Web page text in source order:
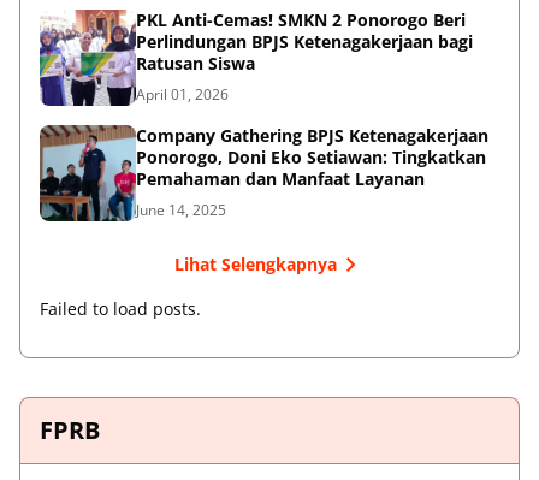
PKL Anti-Cemas! SMKN 2 Ponorogo Beri
Perlindungan BPJS Ketenagakerjaan bagi
Ratusan Siswa
April 01, 2026
Company Gathering BPJS Ketenagakerjaan
Ponorogo, Doni Eko Setiawan: Tingkatkan
Pemahaman dan Manfaat Layanan
June 14, 2025
Lihat Selengkapnya
Failed to load posts.
FPRB